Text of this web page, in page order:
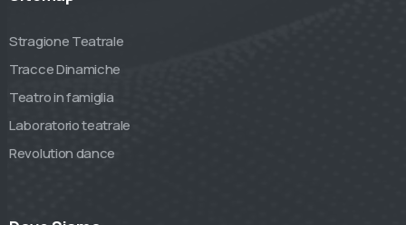
Stragione Teatrale
Tracce Dinamiche
Teatro in famiglia
Laboratorio teatrale
Revolution dance